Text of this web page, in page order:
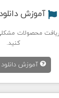
آموزش
محصولات
کنید.
آموزش دانلود